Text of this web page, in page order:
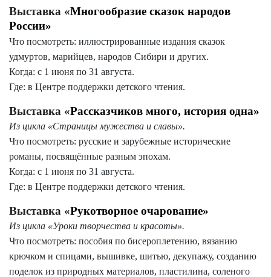
Выставка «Многообразие сказок народов
России»
Что посмотреть: иллюстрированные издания сказок
удмуртов, марийцев, народов Сибири и других.
Когда: с 1 июня по 31 августа.
Где: в Центре поддержки детского чтения.
Выставка «Рассказчиков много, история одна»
Из цикла «Страницы мужества и славы».
Что посмотреть: русские и зарубежные исторические
романы, посвящённые разным эпохам.
Когда: с 1 июня по 31 августа.
Где: в Центре поддержки детского чтения.
Выставка «Рукотворное очарование»
Из цикла «Уроки творчества и красоты».
Что посмотреть: пособия по бисероплетению, вязанию
крючком и спицами, вышивке, шитью, декупажу, созданию
поделок из природных материалов, пластилина, соленого